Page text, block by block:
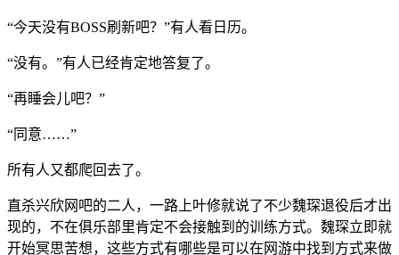
“今天没有BOSS刷新吧？”有人看日历。
“没有。”有人已经肯定地答复了。
“再睡会儿吧？”
“同意……”
所有人又都爬回去了。
直杀兴欣网吧的二人，一路上叶修就说了不少魏琛退役后才出
现的，不在俱乐部里肯定不会接触到的训练方式。魏琛立即就
开始冥思苦想，这些方式有哪些是可以在网游中找到方式来做